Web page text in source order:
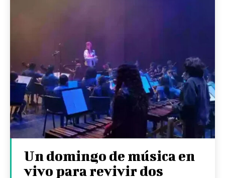
Un domingo de música en
vivo para revivir dos